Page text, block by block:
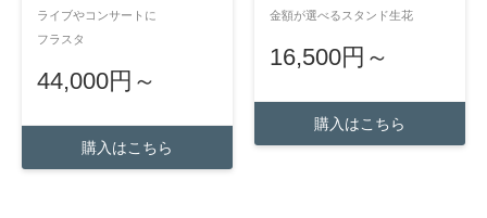
ライブやコンサートに
フラスタ
44,000円～
購入はこちら
金額が選べるスタンド生花
16,500円～
購入はこちら